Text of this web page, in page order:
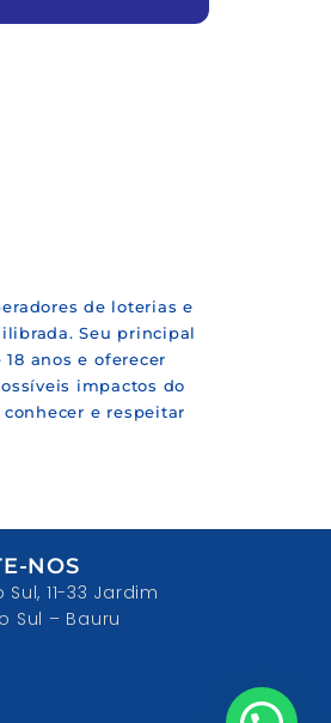
de loterias e
Seu principal
anos e oferecer
impactos do
e respeitar
NOS
11-33 Jardim
Sul – Bauru